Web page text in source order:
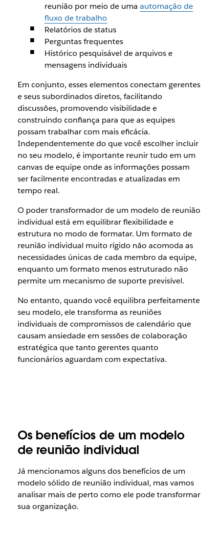
reunião por meio de uma automação de
fluxo de trabalho
Relatórios de status
Perguntas frequentes
Histórico pesquisável de arquivos e
mensagens individuais
Em conjunto, esses elementos conectam gerentes
e seus subordinados diretos, facilitando
discussões, promovendo visibilidade e
construindo confiança para que as equipes
possam trabalhar com mais eficácia.
Independentemente do que você escolher incluir
no seu modelo, é importante reunir tudo em um
canvas de equipe onde as informações possam
ser facilmente encontradas e atualizadas em
tempo real.
O poder transformador de um modelo de reunião
individual está em equilibrar flexibilidade e
estrutura no modo de formatar. Um formato de
reunião individual muito rígido não acomoda as
necessidades únicas de cada membro da equipe,
enquanto um formato menos estruturado não
permite um mecanismo de suporte previsível.
No entanto, quando você equilibra perfeitamente
seu modelo, ele transforma as reuniões
individuais de compromissos de calendário que
causam ansiedade em sessões de colaboração
estratégica que tanto gerentes quanto
funcionários aguardam com expectativa.
Os benefícios de um modelo
de reunião individual
Já mencionamos alguns dos benefícios de um
modelo sólido de reunião individual, mas vamos
analisar mais de perto como ele pode transformar
sua organização.